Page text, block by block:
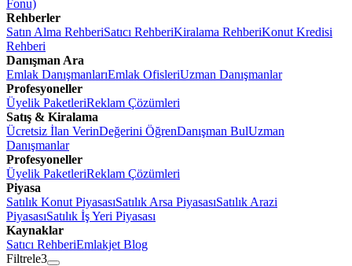
Fonu)
Rehberler
Satın Alma RehberiSatıcı RehberiKiralama RehberiKonut Kredisi
Rehberi
Danışman Ara
Emlak DanışmanlarıEmlak OfisleriUzman Danışmanlar
Profesyoneller
Üyelik PaketleriReklam Çözümleri
Satış & Kiralama
Ücretsiz İlan VerinDeğerini ÖğrenDanışman BulUzman
Danışmanlar
Profesyoneller
Üyelik PaketleriReklam Çözümleri
Piyasa
Satılık Konut PiyasasıSatılık Arsa PiyasasıSatılık Arazi
PiyasasıSatılık İş Yeri Piyasası
Kaynaklar
Satıcı RehberiEmlakjet Blog
Filtrele3